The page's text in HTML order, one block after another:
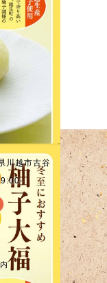
川越市古谷